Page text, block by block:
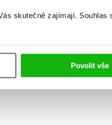
skutečně zajímají. Souhlas
Povolit vše